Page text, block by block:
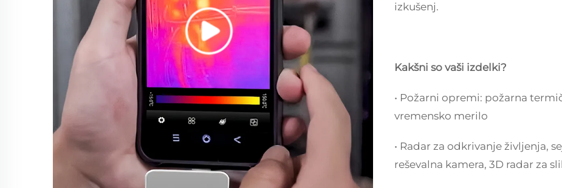
izkušenj.
Kakšni so vaši izdelki?
• Požarni opremi: požarna
vremensko merilo
• Radar za odkrivanje življenja,
reševalna kamera, 3D radar za